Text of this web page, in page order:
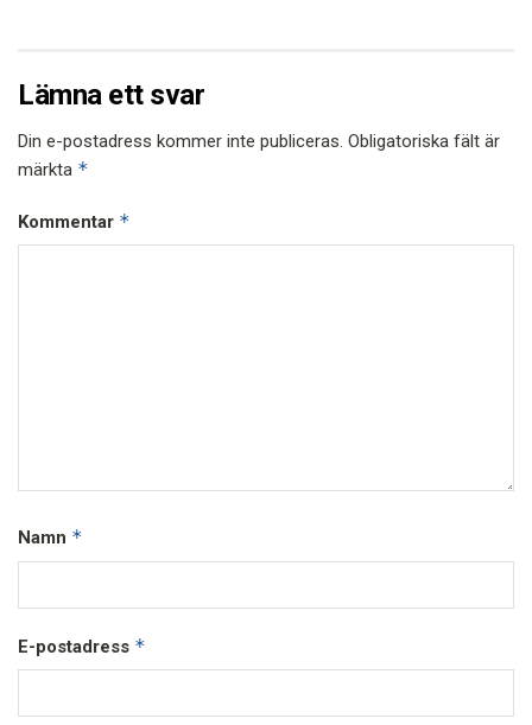
Lämna ett svar
Din e-postadress kommer inte publiceras. Obligatoriska fält är
märkta *
Kommentar *
Namn *
E-postadress *